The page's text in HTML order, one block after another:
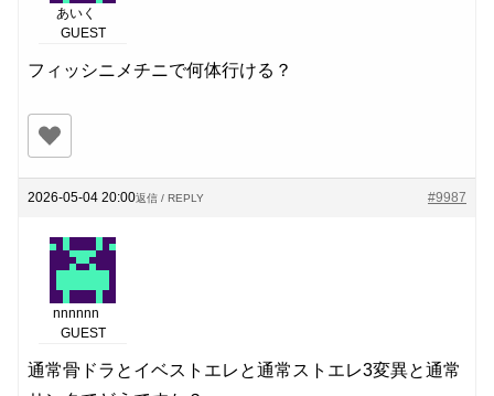
あいく
GUEST
フィッシニメチニで何体行ける？
2026-05-04 20:00 #9987
返信 / REPLY
nnnnnn
GUEST
通常骨ドラとイベストエレと通常ストエレ3変異と通常